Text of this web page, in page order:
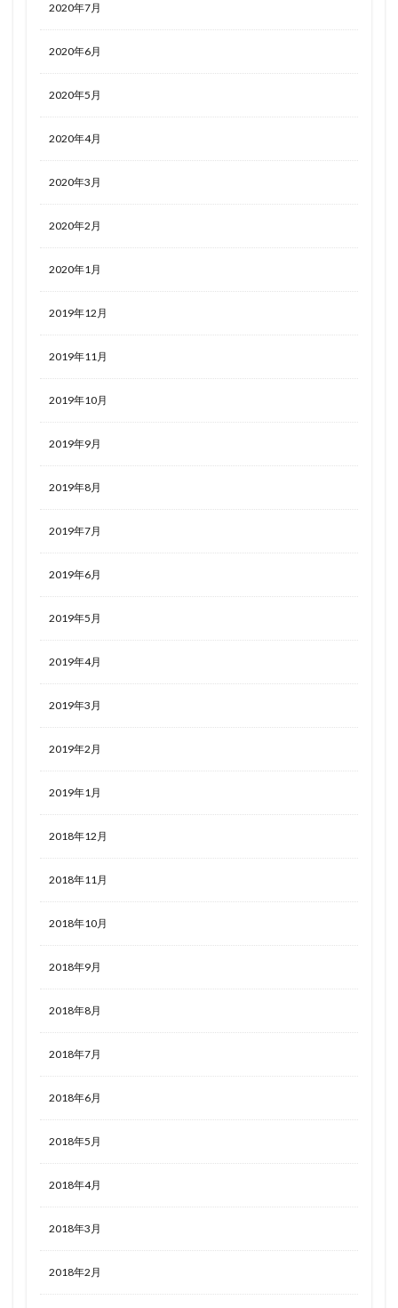
2020年7月
2020年6月
2020年5月
2020年4月
2020年3月
2020年2月
2020年1月
2019年12月
2019年11月
2019年10月
2019年9月
2019年8月
2019年7月
2019年6月
2019年5月
2019年4月
2019年3月
2019年2月
2019年1月
2018年12月
2018年11月
2018年10月
2018年9月
2018年8月
2018年7月
2018年6月
2018年5月
2018年4月
2018年3月
2018年2月